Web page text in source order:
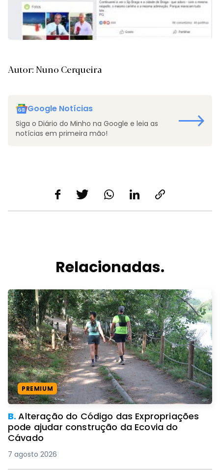
Autor: Nuno Cerqueira
Google Notícias
Siga o Diário do Minho na Google e leia as
notícias em primeira mão!
Relacionadas.
PREMIUM
B.Alteração do Código das Expropriações
pode ajudar construção da Ecovia do
Cávado
7 agosto 2026